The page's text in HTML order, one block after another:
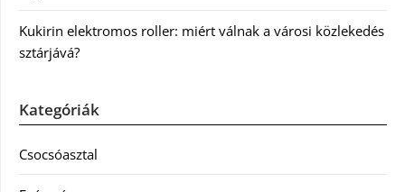
Kukirin elektromos roller: miért válnak a városi közlekedés
sztárjává?
Kategóriák
Csocsóasztal